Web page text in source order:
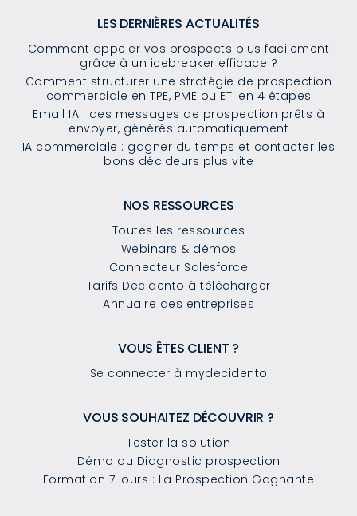
LES DERNIÈRES ACTUALITÉS
Comment appeler vos prospects plus facilement
grâce à un icebreaker efficace ?
Comment structurer une stratégie de prospection
commerciale en TPE, PME ou ETI en 4 étapes
Email IA : des messages de prospection prêts à
envoyer, générés automatiquement
IA commerciale : gagner du temps et contacter les
bons décideurs plus vite
NOS RESSOURCES
Toutes les ressources
Webinars & démos
Connecteur Salesforce
Tarifs Decidento à télécharger
Annuaire des entreprises
VOUS ÊTES CLIENT ?
Se connecter à mydecidento
VOUS SOUHAITEZ DÉCOUVRIR ?
Tester la solution
Démo ou Diagnostic prospection
Formation 7 jours : La Prospection Gagnante